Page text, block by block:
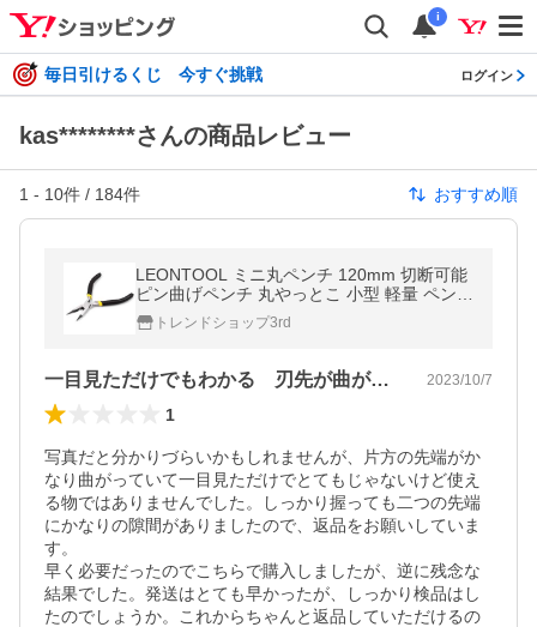
i
毎日引けるくじ 今すぐ挑戦 ログイン
kas********さんの商品レビュー
1 - 10件 / 184件 おすすめ順
LEONTOOL ミニ丸ペンチ 120mm 切断可能
ピン曲げペンチ 丸やっとこ 小型 軽量 ペンチ
アクセサリー用 ジュエリー製作 手作り
トレンドショップ3rd
一目見ただけでもわかる 刃先が曲がっていた 2023/10/7
1
写真だと分かりづらいかもしれませんが、片方の先端がか
なり曲がっていて一目見ただけでとてもじゃないけど使え
る物ではありませんでした。しっかり握っても二つの先端
にかなりの隙間がありましたので、返品をお願いしていま
す。
早く必要だったのでこちらで購入しましたが、逆に残念な
結果でした。発送はとても早かったが、しっかり検品はし
たのでしょうか。これからちゃんと返品していただけるの